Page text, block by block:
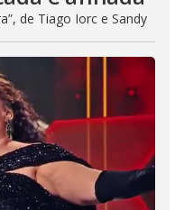
de Tiago Iorc e Sandy